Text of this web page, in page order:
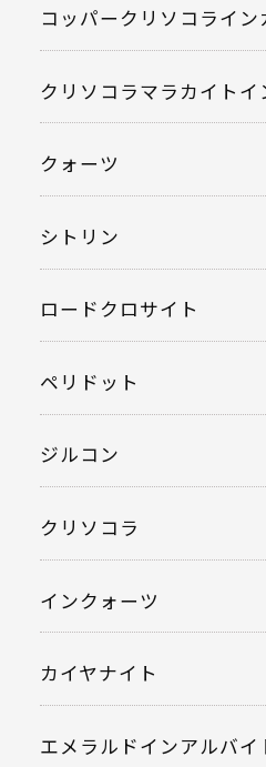
コッパークリソコライン
クリソコラマラカイトイ
クォーツ
シトリン
ロードクロサイト
ペリドット
ジルコン
クリソコラ
インクォーツ
カイヤナイト
エメラルドインアルバイ